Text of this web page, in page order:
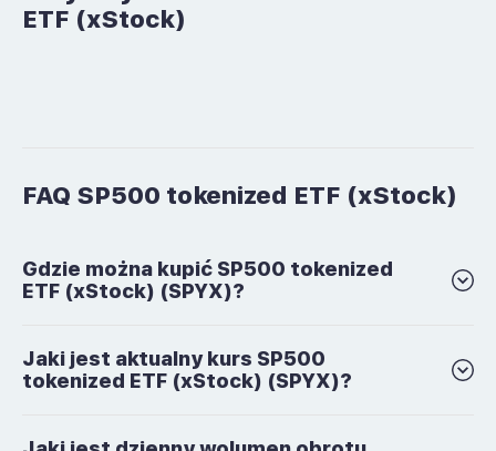
ETF (xStock)
FAQ SP500 tokenized ETF (xStock)
Gdzie można kupić SP500 tokenized
ETF (xStock) (SPYX)?
Jaki jest aktualny kurs SP500
tokenized ETF (xStock) (SPYX)?